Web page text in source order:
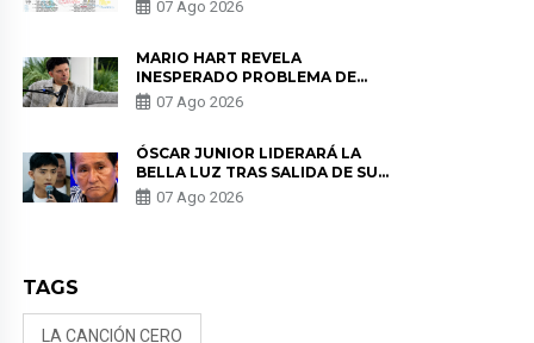
07 Ago 2026
MARIO HART REVELA
INESPERADO PROBLEMA DE
SALUD ANTES DE SEPARARSE DE
KORINA: “ME ENCONTRARON UN
07 Ago 2026
ÓSCAR JUNIOR LIDERARÁ LA
BELLA LUZ TRAS SALIDA DE SU
PADRE POR POLÉMICA CON
NALDY SALDAÑA
07 Ago 2026
TAGS
LA CANCIÓN CERO